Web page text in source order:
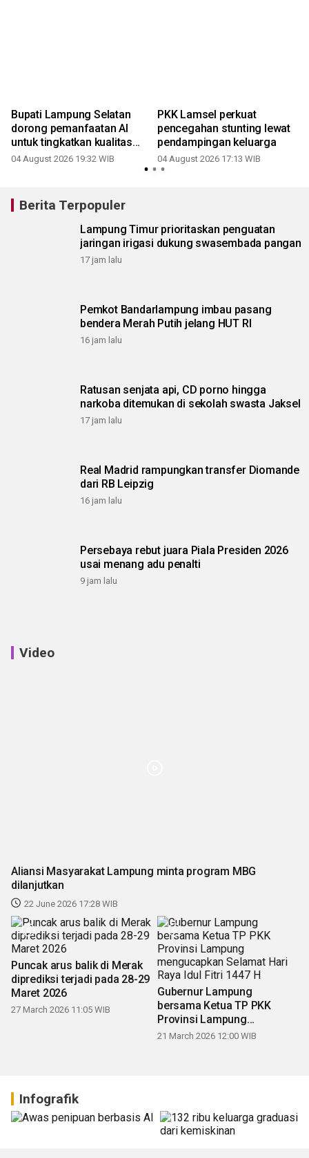
Bupati Lampung Selatan
dorong pemanfaatan AI
untuk tingkatkan kualitas
SDM
04 August 2026 19:32 WIB
PKK Lamsel perkuat
pencegahan stunting lewat
pendampingan keluarga
04 August 2026 17:13 WIB
Berita Terpopuler
Lampung Timur prioritaskan penguatan
jaringan irigasi dukung swasembada pangan
17 jam lalu
Pemkot Bandarlampung imbau pasang
bendera Merah Putih jelang HUT RI
16 jam lalu
Ratusan senjata api, CD porno hingga
narkoba ditemukan di sekolah swasta Jaksel
17 jam lalu
Real Madrid rampungkan transfer Diomande
dari RB Leipzig
16 jam lalu
Persebaya rebut juara Piala Presiden 2026
usai menang adu penalti
9 jam lalu
Video
Aliansi Masyarakat Lampung minta program MBG
dilanjutkan
22 June 2026 17:28 WIB
Puncak arus balik di Merak
diprediksi terjadi pada 28-29
Maret 2026
27 March 2026 11:05 WIB
Gubernur Lampung
bersama Ketua TP PKK
Provinsi Lampung
mengucapkan Selamat Hari
21 March 2026 12:00 WIB
Infografik